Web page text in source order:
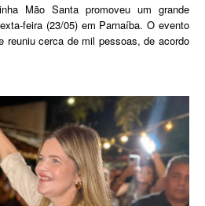
Mão Santa promoveu um grande
feira (23/05) em Parnaíba. O evento
reuniu cerca de mil pessoas, de acordo